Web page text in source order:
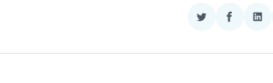
Compartir
Twitter